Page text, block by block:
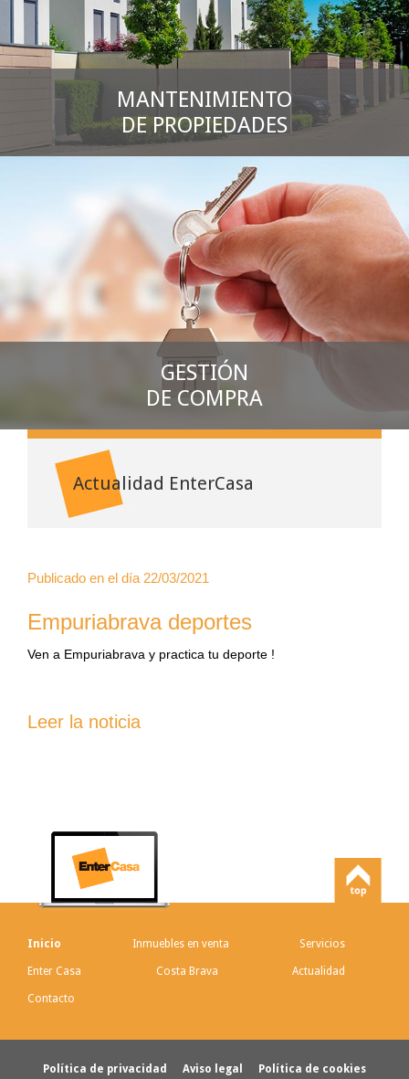
MANTENIMIENTO
DE PROPIEDADES
GESTIÓN
DE COMPRA
Actualidad EnterCasa
Publicado en el día 22/03/2021
Empuriabrava deportes
Ven a Empuriabrava y practica tu deporte !
Leer la noticia
Inicio Inmuebles en venta Servicios
Enter Casa Costa Brava Actualidad
Contacto
Política de privacidad Aviso legal Política de cookies